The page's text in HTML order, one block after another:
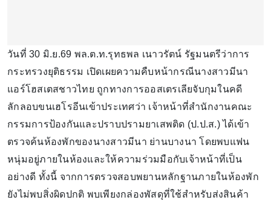
วันที่ 30 มิ.ย.69 พล.ต.ท.รุทธพล เนาวรัตน์ รัฐมนตรีว่าการ
กระทรวงยุติธรรม เปิดเผยความคืบหน้ากรณีนางสาวมีนา
แอร์โฮสเตสชาวไทย ถูกทางการออสเตรเลียจับกุมในคดี
ลักลอบขนเฮโรอีนเข้าประเทศว่า เจ้าหน้าที่สำนักงานคณะ
กรรมการป้องกันและปราบปรามยาเสพติด (ป.ป.ส.) ได้เข้า
ตรวจค้นห้องพักของนางสาวมีนา ย่านบางนา โดยพบแฟน
หนุ่มอยู่ภายในห้องและให้ความร่วมมือกับเจ้าหน้าที่เป็น
อย่างดี ทั้งนี้ จากการตรวจสอบพยานหลักฐานภายในห้องพัก
ยังไม่พบสิ่งผิดปกติ พบเพียงกล่องพัสดุที่ใช้สำหรับส่งสินค้า